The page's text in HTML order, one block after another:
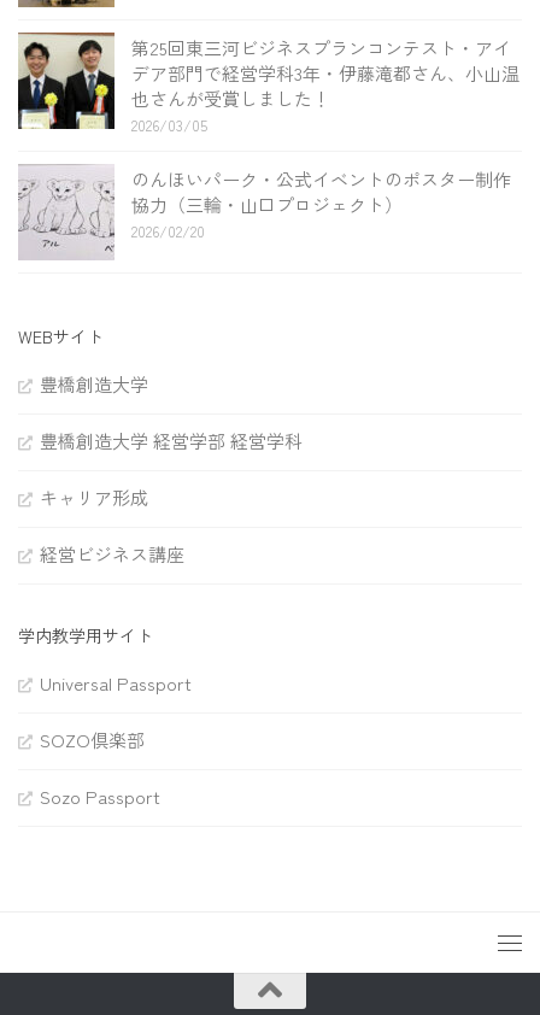
第25回東三河ビジネスプランコンテスト・アイ
デア部門で経営学科3年・伊藤滝都さん、小山温
也さんが受賞しました！
2026/03/05
のんほいパーク・公式イベントのポスター制作
協力（三輪・山口プロジェクト）
2026/02/20
WEBサイト
豊橋創造大学
豊橋創造大学 経営学部 経営学科
キャリア形成
経営ビジネス講座
学内教学用サイト
Universal Passport
SOZO倶楽部
Sozo Passport